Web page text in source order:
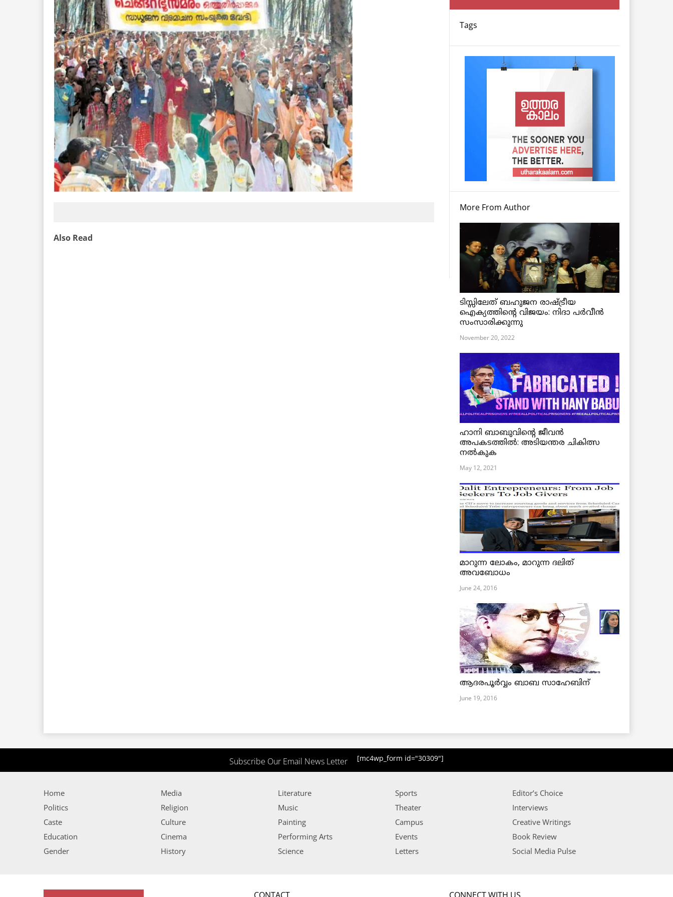
Also Read
Tags
More From Author
ടിസ്സിലേത് ബഹുജന രാഷ്ട്രീയ
ഐക്യത്തിന്റെ വിജയം: നിദാ പർവീൻ
സംസാരിക്കുന്നു
November 20, 2022
ഹാനി ബാബുവിന്റെ ജീവൻ
അപകടത്തിൽ: അടിയന്തര ചികിത്സ
നൽകുക
May 12, 2021
മാറുന്ന ലോകം, മാറുന്ന ദലിത്
അവബോധം
June 24, 2016
ആദരപൂര്‍വ്വം ബാബ സാഹേബിന്
June 19, 2016
Subscribe Our Email News Letter [mc4wp_form id="30309"]
Home
Politics
Caste
Education
Gender
Media
Religion
Culture
Cinema
History
Literature
Music
Painting
Performing Arts
Science
Sports
Theater
Campus
Events
Letters
Editor’s Choice
Interviews
Creative Writings
Book Review
Social Media Pulse